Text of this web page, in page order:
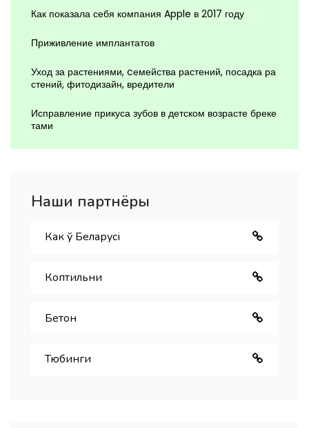
Как показала себя компания Apple в 2017 году
Приживление имплантатов
Уход за растениями, cемейства растений, посадка ра
стений, фитодизайн, вредители
Исправление прикуса зубов в детском возрасте бреке
тами
Наши партнёры
Как ў Беларуcі
Коптильни
Бетон
Тюбинги